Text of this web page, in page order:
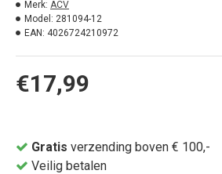
€17,99
Merk: ACV
Model: 281094-12
EAN: 4026724210972
Gratis verzending boven € 100,-
Veilig betalen